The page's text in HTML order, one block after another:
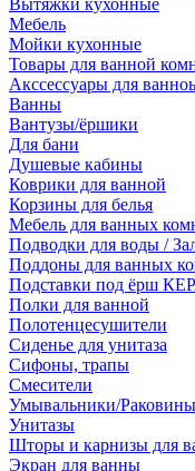
Вытяжки кухонные
Мебель
Мойки кухонные
Товары для ванной
Акссессуары для
Ванны
Вантузы/ёршики
Для бани
Душевые кабины
Коврики для ванной
Корзины для белья
Мебель для ванных
Подводки для воды /
Поддоны для ванных
Подставки под ёрш
Полки для ванной
Полотенцесушители
Сиденье для унитаза
Сифоны, трапы
Смесители
Умывальники/Раковины
Унитазы
Шторы и карнизы для
Экран для ванны